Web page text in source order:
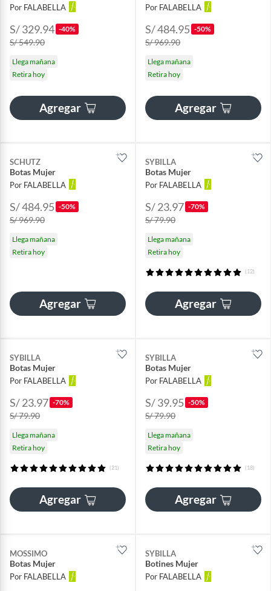
Por FALABELLA
S/ 329.94 -40%
S/ 549.90
Llega mañana
Retira hoy
Agregar
Por FALABELLA
S/ 484.95 -50%
S/ 969.90
Llega mañana
Retira hoy
Agregar
SCHUTZ
Botas Mujer
Por FALABELLA
S/ 484.95 -50%
S/ 969.90
Llega mañana
Retira hoy
Agregar
SYBILLA
Botas Mujer
Por FALABELLA
S/ 23.97 -70%
S/ 79.90
Llega mañana
Retira hoy
(12)
Agregar
SYBILLA
Botas Mujer
Por FALABELLA
S/ 23.97 -70%
S/ 79.90
Llega mañana
Retira hoy
(21)
Agregar
SYBILLA
Botas Mujer
Por FALABELLA
S/ 39.95 -50%
S/ 79.90
Llega mañana
Retira hoy
(18)
Agregar
MOSSIMO
Botas Mujer
Por FALABELLA
SYBILLA
Botines Mujer
Por FALABELLA